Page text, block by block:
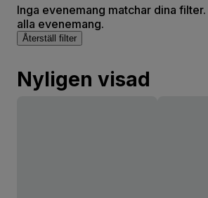
Inga evenemang matchar dina
alla evenemang.
Återställ filter
Nyligen visad